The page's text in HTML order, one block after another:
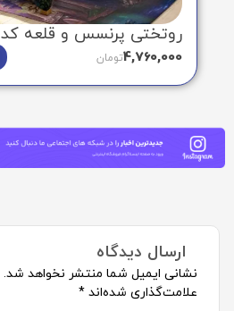
روتختی پرنسس و قلعه کد B314
4,760,000تومان
ارسال دیدگاه
نشانی ایمیل شما منتشر نخواهد شد.
علامت‌گذاری شده‌اند *